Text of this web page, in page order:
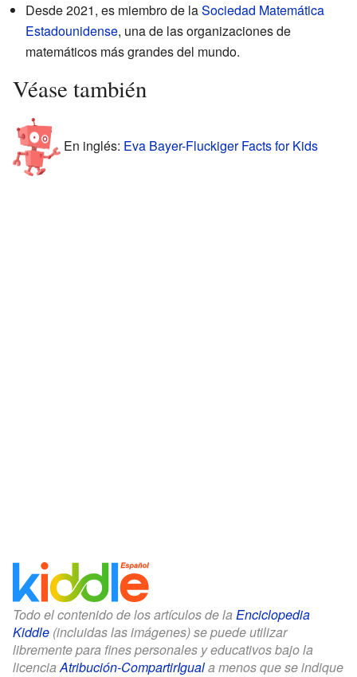
Desde 2021, es miembro de laSociedad Matemática
Estadounidense, una de las organizaciones de
matemáticos más grandes del mundo.
Véase también
En inglés: Eva Bayer-Fluckiger Facts for Kids
Todo el contenido de los artículos de la Enciclopedia
Kiddle (incluidas las imágenes) se puede utilizar
libremente para fines personales y educativos bajo la
licenciaAtribución-CompartirIguala menos que se indique